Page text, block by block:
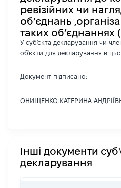
ревізійних чи
об’єднань
таких об’єднаннях
У суб'єкта декларування чи
об'єкти для декларування в
Документ підписано:
ОНИЩЕНКО КАТЕРИНА
Інші документи
декларування